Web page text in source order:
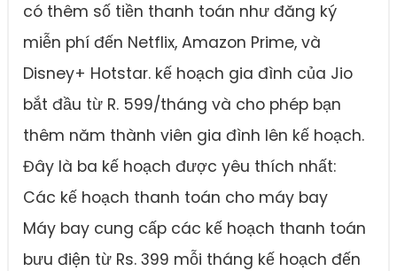
có thêm số tiền thanh toán như đăng ký
miễn phí đến Netflix, Amazon Prime, và
Disney+ Hotstar. kế hoạch gia đình của Jio
bắt đầu từ R. 599/tháng và cho phép bạn
thêm năm thành viên gia đình lên kế hoạch.
Đây là ba kế hoạch được yêu thích nhất:
Các kế hoạch thanh toán cho máy bay
Máy bay cung cấp các kế hoạch thanh toán
bưu điện từ Rs. 399 mỗi tháng kế hoạch đến